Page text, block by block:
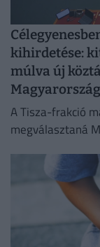
kihirdetése:
múlva új
A Tisza-frakció
megválasztaná
Országgyűlésnek.